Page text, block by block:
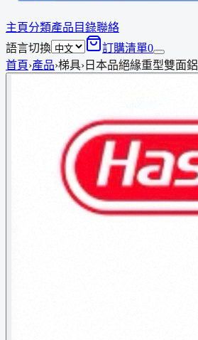
主頁分類產品 目錄聯絡
語言切換
訂購清單0
首頁›產品›梯具› 日本品絕緣重型雙面